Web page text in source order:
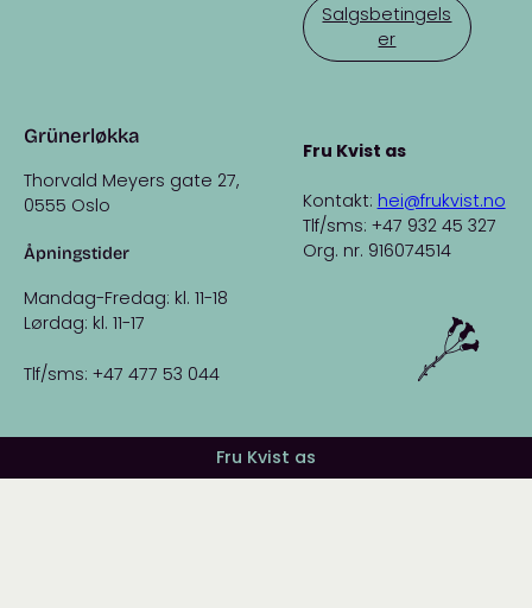
Grünerløkka
Thorvald Meyers gate 27,
0555 Oslo
Åpningstider
Mandag-Fredag: kl. 11-18
Lørdag: kl. 11-17
Tlf/sms: +47 477 53 044
Salgsbetingels
er
Fru Kvist as
Kontakt: hei@frukvist.no
Tlf/sms: +47 932 45 327
Org. nr. 916074514
Fru Kvist as